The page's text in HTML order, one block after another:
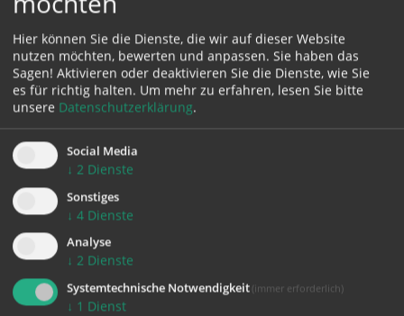
Peter Mittermair
Johann Mittermayr
Hier können Sie die Dienste, die wir auf dieser Website
nutzen möchten, bewerten und anpassen. Sie haben das
Sagen! Aktivieren oder deaktivieren Sie die Dienste, wie Sie
es für richtig halten. Um mehr zu erfahren, lesen Sie bitte
unsere Datenschutzerklärung.
Social Media
↓ 2 Dienste
Sonstiges
↓ 4 Dienste
Analyse
↓ 2 Dienste
Systemtechnische Notwendigkeit (immer erforderlich)
↓ 1 Dienst